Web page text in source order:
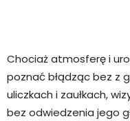
Chociaż atmosferę i
poznać błądząc bez z
uliczkach i zaułkach,
bez odwiedzenia jego